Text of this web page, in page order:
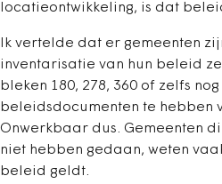
locatieontwikkeling, is dat
Ik vertelde dat er gemeenten
inventarisatie van hun beleid
bleken 180, 278, 360 of zelfs
beleidsdocumenten te hebben
Onwerkbaar dus. Gemeenten
niet hebben gedaan, weten
beleid geldt.